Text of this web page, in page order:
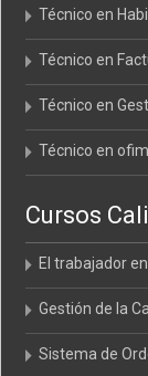
Técnico en
Técnico en
Técnico en
Técnico en
Cursos
El trabajador
Gestión de la
Sistema de